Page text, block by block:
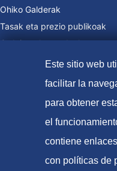
Ohiko Galderak
Tasak eta prezio publikoak
Ordaintzeko moduak
Este sitio web
facilitar la
para obtener
el
contiene
con políticas de